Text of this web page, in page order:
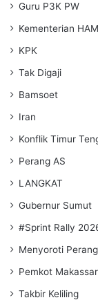
Guru P3K PW
Kementerian HAM
KPK
Tak Digaji
Bamsoet
Iran
Konflik Timur
Perang AS
LANGKAT
Gubernur Sumut
#Sprint Rally
Menyoroti
Pemkot Makassar
Takbir Keliling